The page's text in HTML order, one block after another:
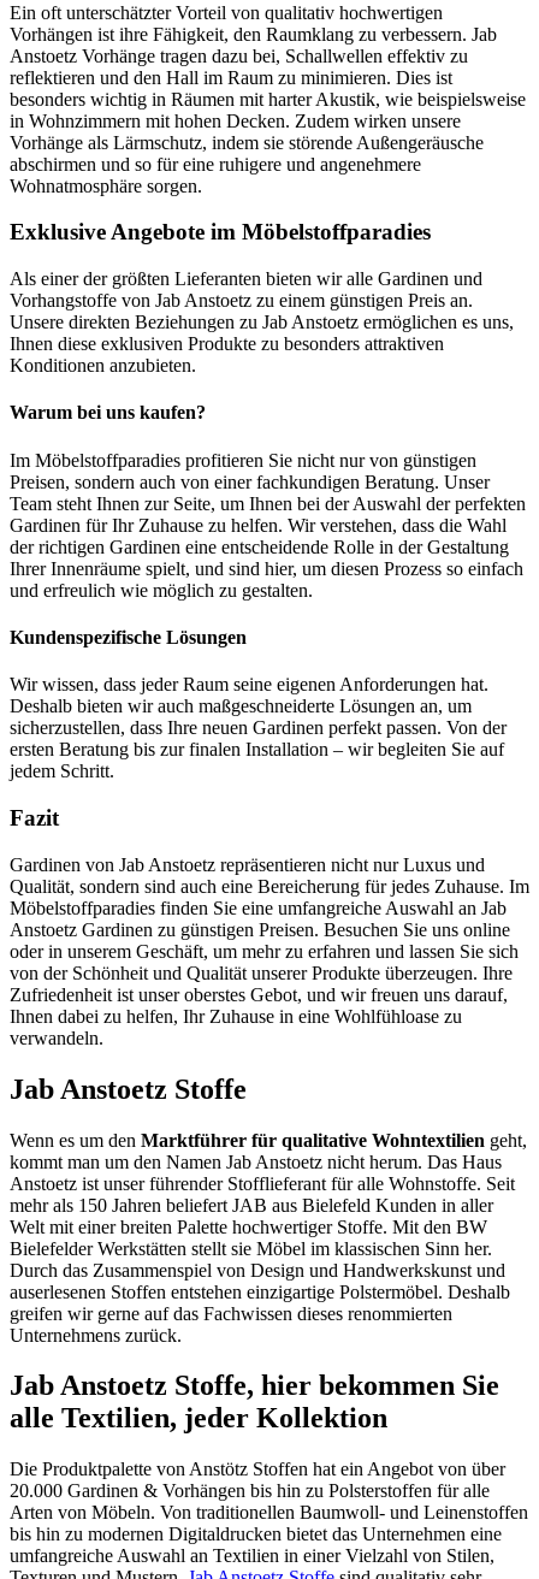
Ein oft unterschätzter Vorteil von qualitativ hochwertigen
Vorhängen ist ihre Fähigkeit, den Raumklang zu verbessern. Jab
Anstoetz Vorhänge tragen dazu bei, Schallwellen effektiv zu
reflektieren und den Hall im Raum zu minimieren. Dies ist
besonders wichtig in Räumen mit harter Akustik, wie beispielsweise
in Wohnzimmern mit hohen Decken. Zudem wirken unsere
Vorhänge als Lärmschutz, indem sie störende Außengeräusche
abschirmen und so für eine ruhigere und angenehmere
Wohnatmosphäre sorgen.
Exklusive Angebote im Möbelstoffparadies
Als einer der größten Lieferanten bieten wir alle Gardinen und
Vorhangstoffe von Jab Anstoetz zu einem günstigen Preis an.
Unsere direkten Beziehungen zu Jab Anstoetz ermöglichen es uns,
Ihnen diese exklusiven Produkte zu besonders attraktiven
Konditionen anzubieten.
Warum bei uns kaufen?
Im Möbelstoffparadies profitieren Sie nicht nur von günstigen
Preisen, sondern auch von einer fachkundigen Beratung. Unser
Team steht Ihnen zur Seite, um Ihnen bei der Auswahl der perfekten
Gardinen für Ihr Zuhause zu helfen. Wir verstehen, dass die Wahl
der richtigen Gardinen eine entscheidende Rolle in der Gestaltung
Ihrer Innenräume spielt, und sind hier, um diesen Prozess so einfach
und erfreulich wie möglich zu gestalten.
Kundenspezifische Lösungen
Wir wissen, dass jeder Raum seine eigenen Anforderungen hat.
Deshalb bieten wir auch maßgeschneiderte Lösungen an, um
sicherzustellen, dass Ihre neuen Gardinen perfekt passen. Von der
ersten Beratung bis zur finalen Installation – wir begleiten Sie auf
jedem Schritt.
Fazit
Gardinen von Jab Anstoetz repräsentieren nicht nur Luxus und
Qualität, sondern sind auch eine Bereicherung für jedes Zuhause. Im
Möbelstoffparadies finden Sie eine umfangreiche Auswahl an Jab
Anstoetz Gardinen zu günstigen Preisen. Besuchen Sie uns online
oder in unserem Geschäft, um mehr zu erfahren und lassen Sie sich
von der Schönheit und Qualität unserer Produkte überzeugen. Ihre
Zufriedenheit ist unser oberstes Gebot, und wir freuen uns darauf,
Ihnen dabei zu helfen, Ihr Zuhause in eine Wohlfühloase zu
verwandeln.
Jab Anstoetz Stoffe
Wenn es um den Marktführer für qualitative Wohntextilien geht,
kommt man um den Namen Jab Anstoetz nicht herum. Das Haus
Anstoetz ist unser führender Stofflieferant für alle Wohnstoffe. Seit
mehr als 150 Jahren beliefert JAB aus Bielefeld Kunden in aller
Welt mit einer breiten Palette hochwertiger Stoffe. Mit den BW
Bielefelder Werkstätten stellt sie Möbel im klassischen Sinn her.
Durch das Zusammenspiel von Design und Handwerkskunst und
auserlesenen Stoffen entstehen einzigartige Polstermöbel. Deshalb
greifen wir gerne auf das Fachwissen dieses renommierten
Unternehmens zurück.
Jab Anstoetz Stoffe, hier bekommen Sie
alle Textilien, jeder Kollektion
Die Produktpalette von Anstötz Stoffen hat ein Angebot von über
20.000 Gardinen & Vorhängen bis hin zu Polsterstoffen für alle
Arten von Möbeln. Von traditionellen Baumwoll- und Leinenstoffen
bis hin zu modernen Digitaldrucken bietet das Unternehmen eine
umfangreiche Auswahl an Textilien in einer Vielzahl von Stilen,